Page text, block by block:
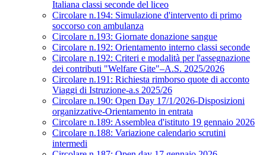
Italiana classi seconde del liceo
Circolare n.194: Simulazione d'intervento di primo
soccorso con ambulanza
Circolare n.193: Giornate donazione sangue
Circolare n.192: Orientamento interno classi seconde
Circolare n.192: Criteri e modalità per l'assegnazione
dei contributi "Welfare Gite"–A.S. 2025/2026
Circolare n.191: Richiesta rimborso quote di acconto
Viaggi di Istruzione-a.s 2025/26
Circolare n.190: Open Day 17/1/2026-Disposizioni
organizzative-Orientamento in entrata
Circolare n.189: Assemblea d'istituto 19 gennaio 2026
Circolare n.188: Variazione calendario scrutini
intermedi